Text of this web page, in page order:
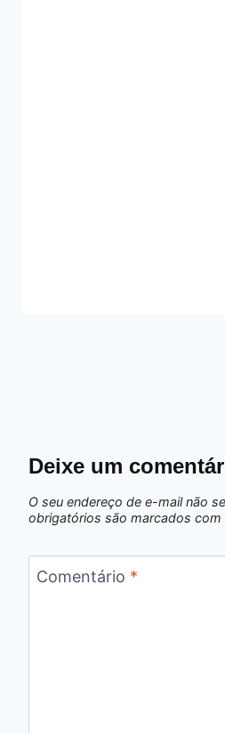
Deixe um
O seu endereço de e-mail não
obrigatórios são marcados com
Comentário *